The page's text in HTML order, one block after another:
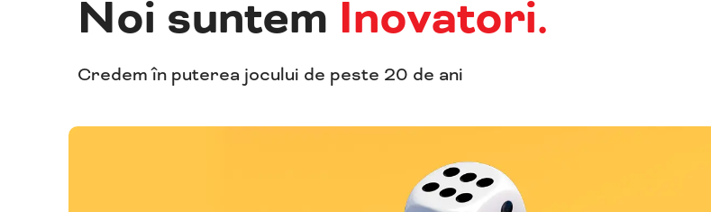
Noi suntem Autentici.
Credem în puterea jocului de peste 20 de ani